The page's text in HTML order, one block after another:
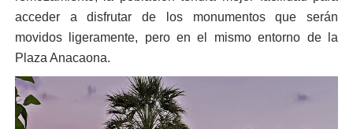
acceder a disfrutar de los monumentos que serán
movidos ligeramente, pero en el mismo entorno de la
Plaza Anacaona.